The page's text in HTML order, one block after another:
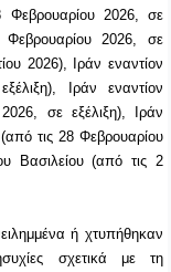
Φεβρουαρίου 2026, σε
Φεβρουαρίου 2026, σε
2026), Ιράν εναντίον
Ιράν εναντίον
σε εξέλιξη), Ιράν
τις 28 Φεβρουαρίου
Βασιλείου (από τις 2
ή χτυπήθηκαν
σχετικά με τη